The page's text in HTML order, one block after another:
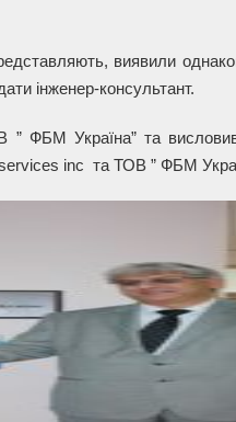
виявили
інженер-консультант.
” ФБМ Україна” та
inc та ТОВ ” ФБМ